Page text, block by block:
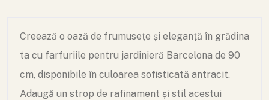
Creează o oază de frumusețe și eleganță în grădina
ta cu farfuriile pentru jardinieră Barcelona de 90
cm, disponibile în culoarea sofisticată antracit.
Adaugă un strop de rafinament și stil acestui